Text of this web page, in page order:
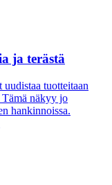
ja terästä
tuotteitaan
näkyy jo
hankinnoissa.